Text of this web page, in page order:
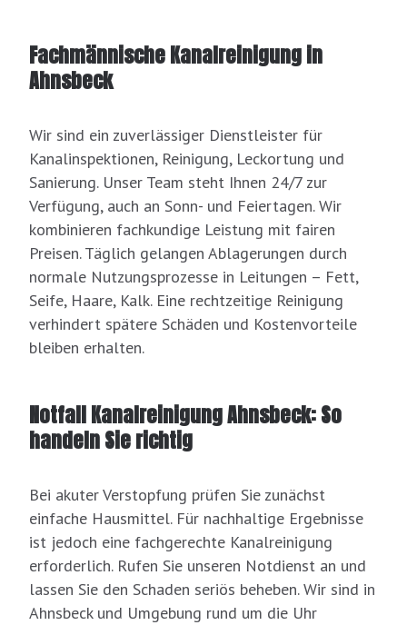
Fachmännische Kanalreinigung in
Ahnsbeck
Wir sind ein zuverlässiger Dienstleister für
Kanalinspektionen, Reinigung, Leckortung und
Sanierung. Unser Team steht Ihnen 24/7 zur
Verfügung, auch an Sonn- und Feiertagen. Wir
kombinieren fachkundige Leistung mit fairen
Preisen. Täglich gelangen Ablagerungen durch
normale Nutzungsprozesse in Leitungen – Fett,
Seife, Haare, Kalk. Eine rechtzeitige Reinigung
verhindert spätere Schäden und Kostenvorteile
bleiben erhalten.
Notfall Kanalreinigung Ahnsbeck: So
handeln Sie richtig
Bei akuter Verstopfung prüfen Sie zunächst
einfache Hausmittel. Für nachhaltige Ergebnisse
ist jedoch eine fachgerechte Kanalreinigung
erforderlich. Rufen Sie unseren Notdienst an und
lassen Sie den Schaden seriös beheben. Wir sind in
Ahnsbeck und Umgebung rund um die Uhr